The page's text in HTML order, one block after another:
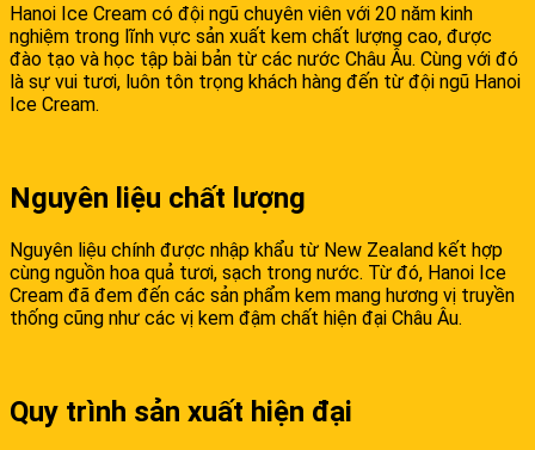
Hanoi Ice Cream có đội ngũ chuyên viên với 20 năm kinh
nghiệm trong lĩnh vực sản xuất kem chất lượng cao, được
đào tạo và học tập bài bản từ các nước Châu Âu. Cùng với đó
là sự vui tươi, luôn tôn trọng khách hàng đến từ đội ngũ Hanoi
Ice Cream.
Nguyên liệu chất lượng
Nguyên liệu chính được nhập khẩu từ New Zealand kết hợp
cùng nguồn hoa quả tươi, sạch trong nước. Từ đó, Hanoi Ice
Cream đã đem đến các sản phẩm kem mang hương vị truyền
thống cũng như các vị kem đậm chất hiện đại Châu Âu.
Quy trình sản xuất hiện đại